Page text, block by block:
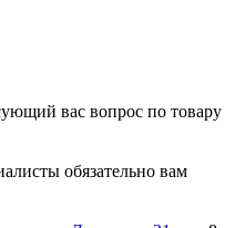
вас вопрос по товару
обязательно вам